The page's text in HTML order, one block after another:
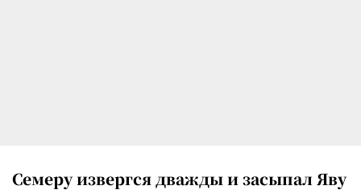
Семеру извергся дважды и засыпал Яву